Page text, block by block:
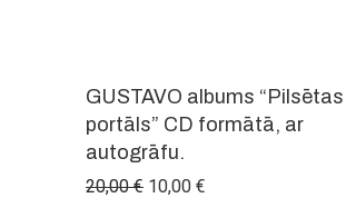
GUSTAVO albums “Pilsētas
portāls” CD formātā, ar
autogrāfu.
20,00€ Original price was: 20,00 €.
10,00 €